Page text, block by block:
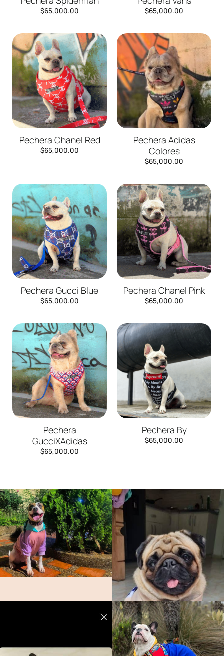
$65,000.00 $65,000.00
Pechera Chanel Red
$65,000.00
Pechera Adidas
Colores
$65,000.00
Pechera Gucci Blue
$65,000.00
Pechera Chanel Pink
$65,000.00
Pechera
GucciXAdidas
$65,000.00
Pechera By
$65,000.00